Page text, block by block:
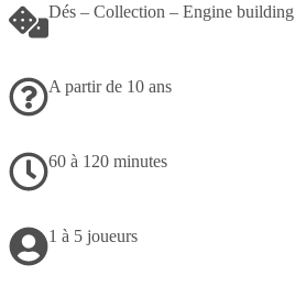
Dés – Collection – Engine building
A partir de 10 ans
60 à 120 minutes
1 à 5 joueurs